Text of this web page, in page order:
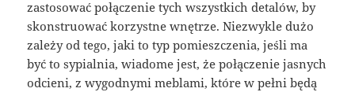
zastosować połączenie tych wszystkich detalów, by
skonstruować korzystne wnętrze. Niezwykle dużo
zależy od tego, jaki to typ pomieszczenia, jeśli ma
być to sypialnia, wiadome jest, że połączenie jasnych
odcieni, z wygodnymi meblami, które w pełni będą